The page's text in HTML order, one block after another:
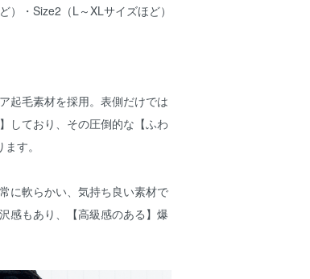
）・Size2（L～XLサイズほど）
起毛素材を採用。表側だけでは
しており、その圧倒的な【ふわ
す。
に軟らかい、気持ち良い素材で
感もあり、【高級感のある】爆